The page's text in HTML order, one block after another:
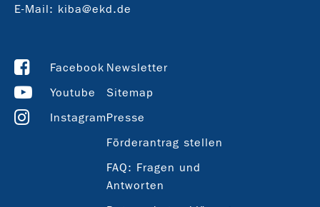
E-Mail: kiba@ekd.de
Facebook
Youtube
Instagram
Newsletter
Sitemap
Presse
Förderantrag stellen
FAQ: Fragen und
Antworten